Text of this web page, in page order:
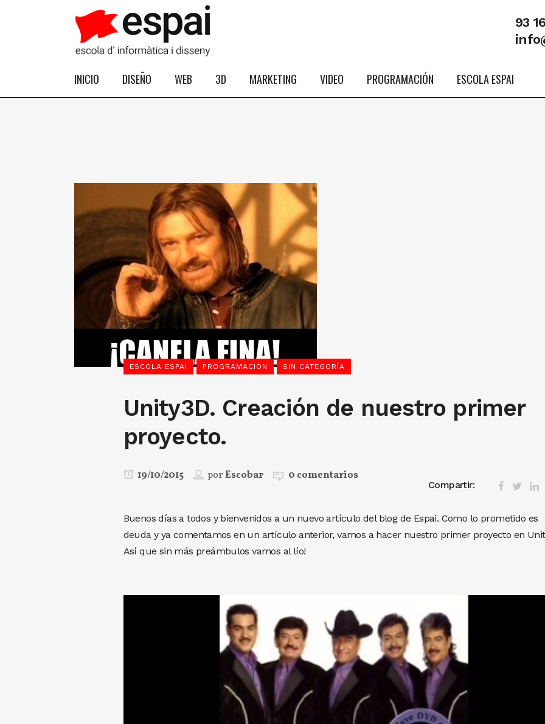
93
INICIO DISEÑO WEB 3D MARKETING VIDEO PROGRAMACIÓN ESCOLA ESPAI
ESCOLA ESPAI PROGRAMACIÓN SIN CATEGORÍA
Unity3D. Creación de nuestro primer
proyecto.
19/10/2015 porEscobar 0 comentarios
Compartir:
Buenos días a todos y bienvenidos a un nuevo artículo del blog de Espai. Como lo prometido es
deuda y ya comentamos en un artículo anterior, vamos a hacer nuestro primer proyecto en
Así que sin más preámbulos vamos al lío!